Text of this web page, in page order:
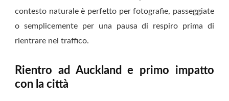
contesto naturale è perfetto per fotografie, passeggiate
o semplicemente per una pausa di respiro prima di
rientrare nel traffico.
Rientro ad Auckland e primo impatto
con la città